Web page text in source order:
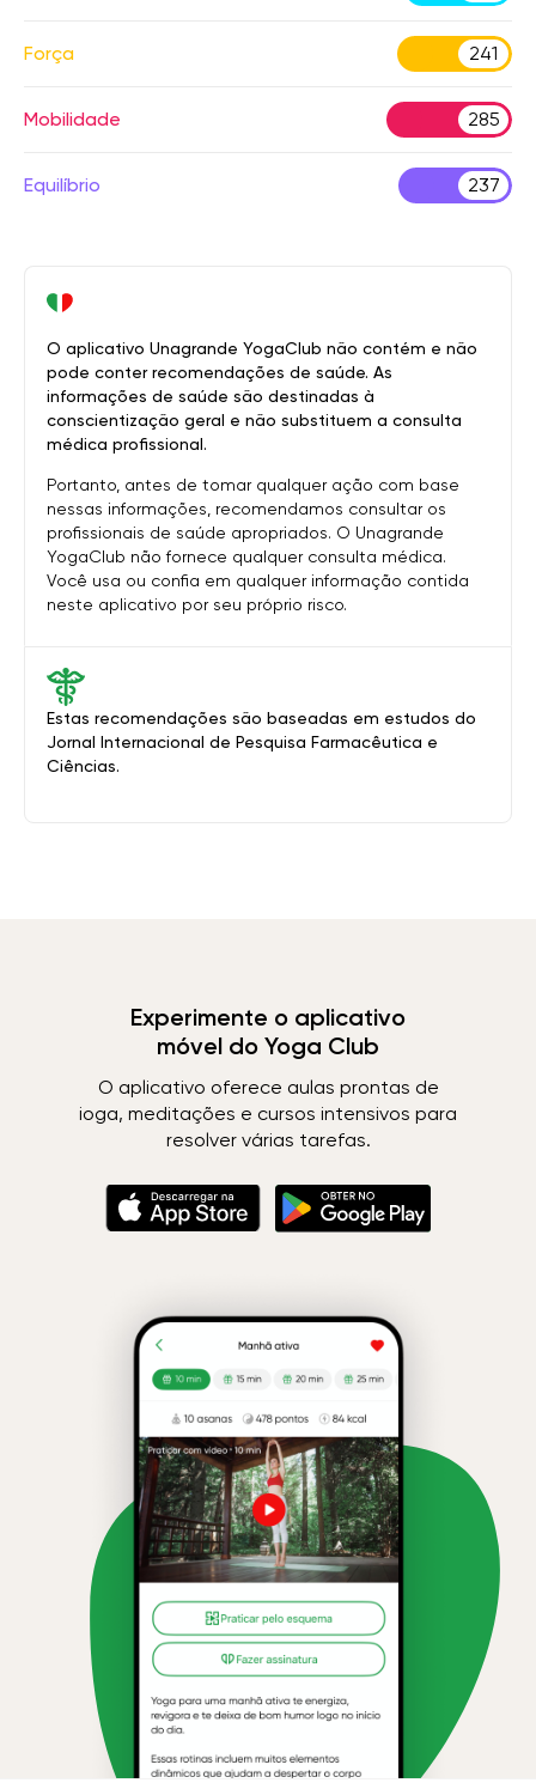
Força 241
Mobilidade 285
Equilíbrio 237
Estas recomendações são baseadas em estudos do
Jornal Internacional de Pesquisa Farmacêutica e
Ciências.
O aplicativo Unagrande YogaClub não contém e não
pode conter recomendações de saúde. As
informações de saúde são destinadas à
conscientização geral e não substituem a consulta
médica profissional.
Portanto, antes de tomar qualquer ação com base
nessas informações, recomendamos consultar os
profissionais de saúde apropriados. O Unagrande
YogaClub não fornece qualquer consulta médica.
Você usa ou confia em qualquer informação contida
neste aplicativo por seu próprio risco.
Experimente o aplicativo
móvel do Yoga Club
O aplicativo oferece aulas prontas de
ioga, meditações e cursos intensivos para
resolver várias tarefas.